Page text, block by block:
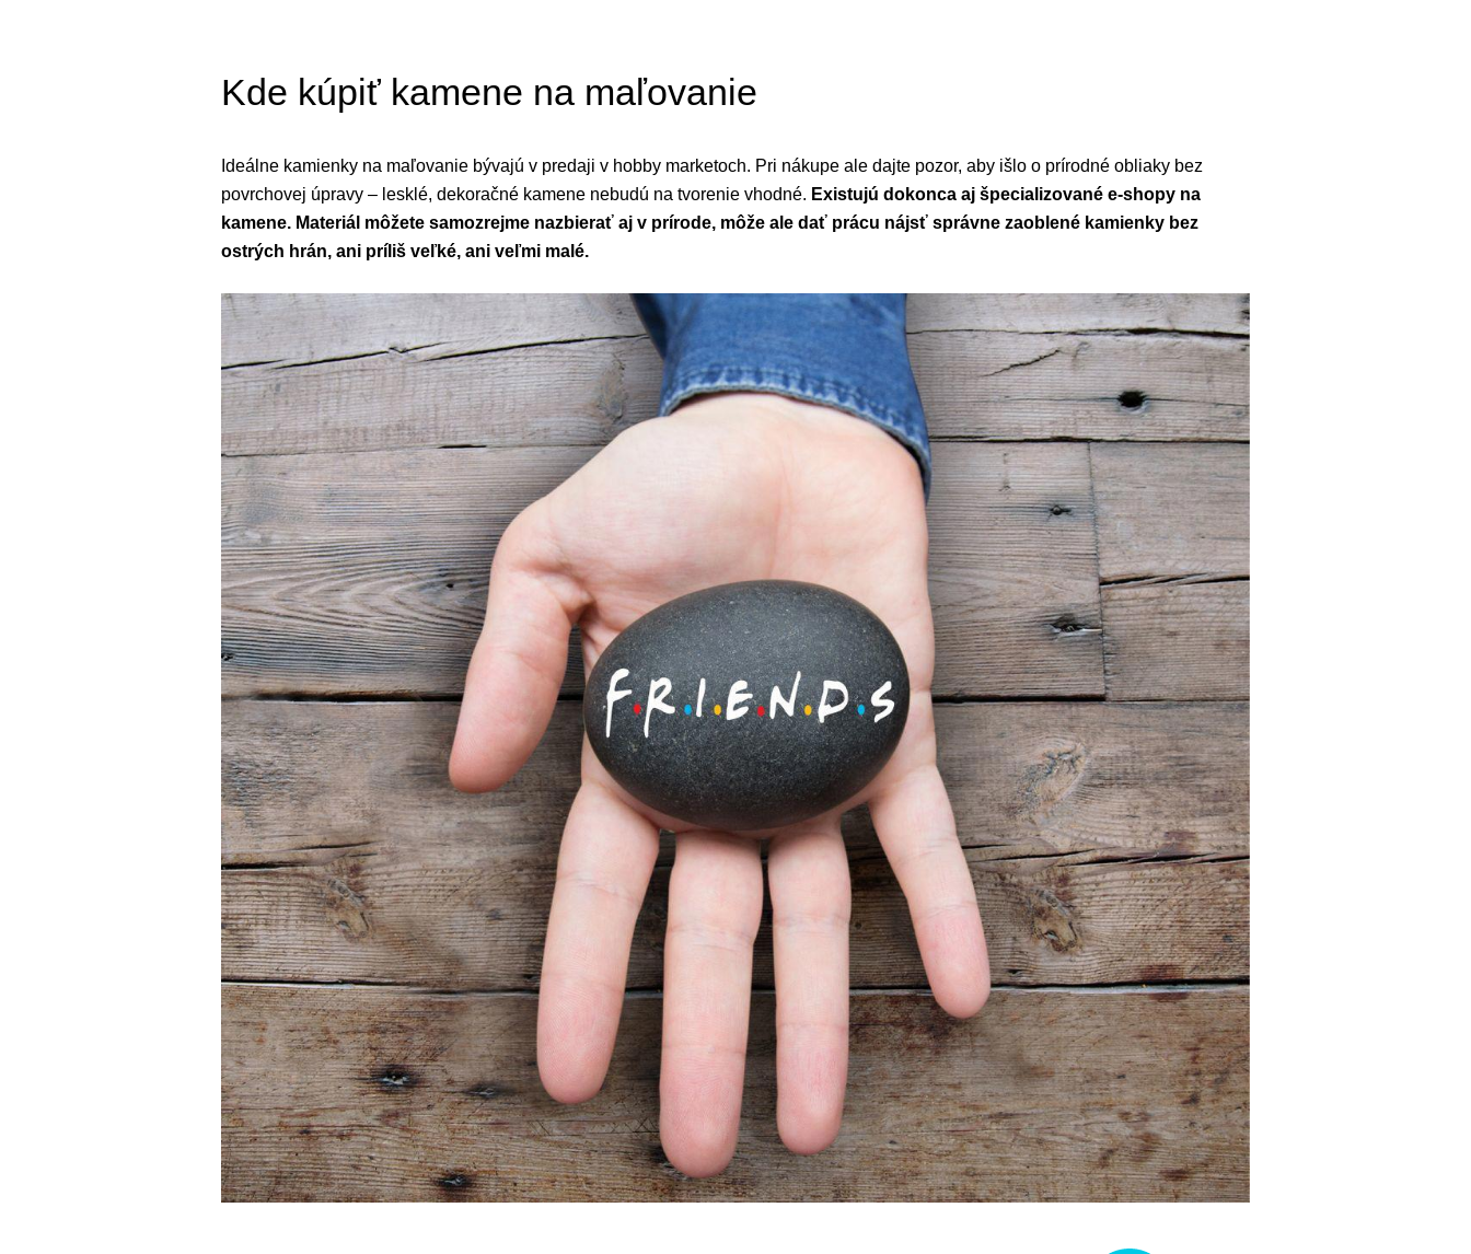
Kde kúpiť kamene na maľovanie
Ideálne kamienky na maľovanie bývajú v predaji v hobby marketoch. Pri nákupe ale dajte pozor, aby išlo o prírodné obliaky bez
povrchovej úpravy – lesklé, dekoračné kamene nebudú na tvorenie vhodné. Existujú dokonca aj špecializované e-shopy na
kamene. Materiál môžete samozrejme nazbierať aj v prírode, môže ale dať prácu nájsť správne zaoblené kamienky bez
ostrých hrán, ani príliš veľké, ani veľmi malé.